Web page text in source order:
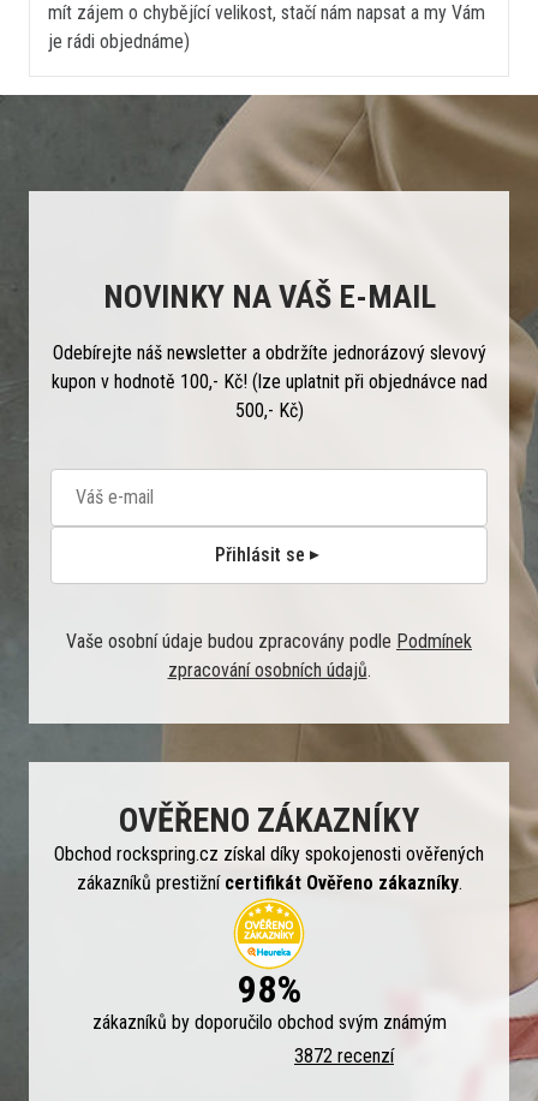
mít zájem o chybějící velikost, stačí nám napsat a my Vám
je rádi objednáme)
NOVINKY NA VÁŠ E-MAIL
Odebírejte náš newsletter a obdržíte jednorázový slevový
kupon v hodnotě 100,- Kč! (lze uplatnit při objednávce nad
500,- Kč)
Přihlásit se
Vaše osobní údaje budou zpracovány podle Podmínek
zpracování osobních údajů.
OVĚŘENO ZÁKAZNÍKY
Obchod rockspring.cz získal díky spokojenosti ověřených
zákazníků prestižní certifikát Ověřeno zákazníky.
98%
zákazníků by doporučilo obchod svým známým
3872 recenzí